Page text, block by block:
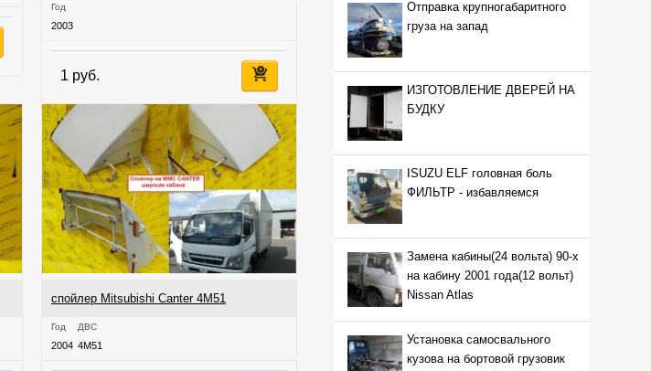
Год
2003
1 руб.
спойлер Mitsubishi Canter 4M51
Год
2004
ДВС
4M51
Отправка крупногабаритного
груза на запад
ИЗГОТОВЛЕНИЕ ДВЕРЕЙ НА
БУДКУ
ISUZU ELF головная боль
ФИЛЬТР - избавляемся
Замена кабины(24 вольта) 90-х
на кабину 2001 года(12 вольт)
Nissan Atlas
Установка самосвального
кузова на бортовой грузовик